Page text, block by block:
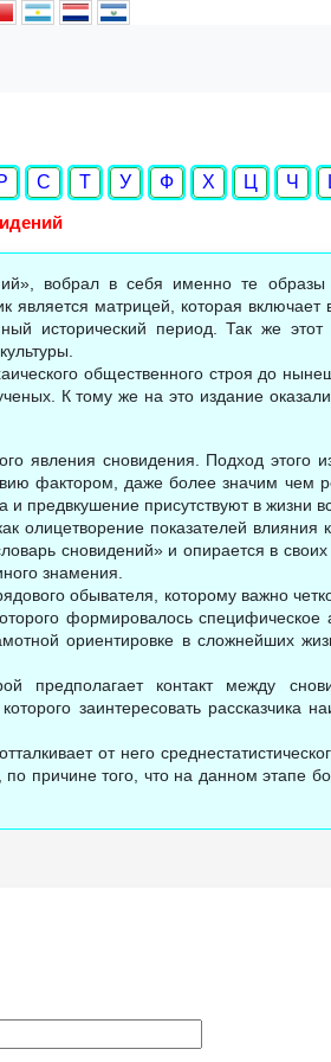
С Т У Ф Х Ц Ч
вобрал в себя именно те
является матрицей, которая включает
исторический период. Так же
общественного строя до
К тому же на это издание
явления сновидения. Подход этого
фактором, даже более значим чем
предвкушение присутствуют в жизни
олицетворение показателей влияния
сновидений» и опирается в своих
знамения.
обывателя, которому важно
формировалось
ориентировке в сложнейших
предполагает контакт между
заинтересовать рассказчика
от него
причине того, что на данном этапе